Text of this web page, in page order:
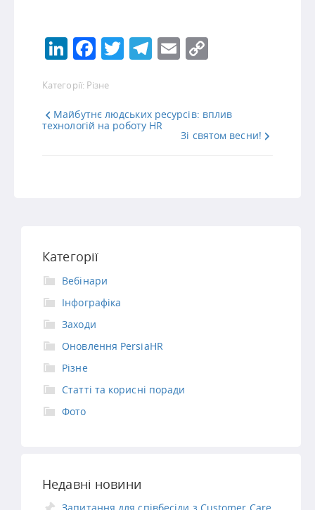
LinkedIn
Facebook
Twitter
Telegram
Email
Категорії: Різне
Майбутнє людських ресурсів: вплив
технологій на роботу HR
Зі святом весни!
Категорії
Вебінари
Інфографіка
Заходи
Оновлення PersiaHR
Різне
Статті та корисні поради
Фото
Недавні новини